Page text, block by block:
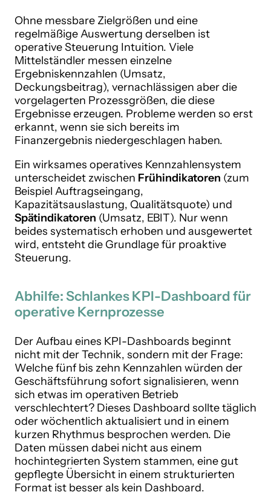
Ohne messbare Zielgrößen und eine
regelmäßige Auswertung derselben ist
operative Steuerung Intuition. Viele
Mittelständler messen einzelne
Ergebniskennzahlen (Umsatz,
Deckungsbeitrag), vernachlässigen aber die
vorgelagerten Prozessgrößen, die diese
Ergebnisse erzeugen. Probleme werden so erst
erkannt, wenn sie sich bereits im
Finanzergebnis niedergeschlagen haben.
Ein wirksames operatives Kennzahlensystem
unterscheidet zwischen Frühindikatoren (zum
Beispiel Auftragseingang,
Kapazitätsauslastung, Qualitätsquote) und
Spätindikatoren (Umsatz, EBIT). Nur wenn
beides systematisch erhoben und ausgewertet
wird, entsteht die Grundlage für proaktive
Steuerung.
Abhilfe: Schlankes KPI-Dashboard für
operative Kernprozesse
Der Aufbau eines KPI-Dashboards beginnt
nicht mit der Technik, sondern mit der Frage:
Welche fünf bis zehn Kennzahlen würden der
Geschäftsführung sofort signalisieren, wenn
sich etwas im operativen Betrieb
verschlechtert? Dieses Dashboard sollte täglich
oder wöchentlich aktualisiert und in einem
kurzen Rhythmus besprochen werden. Die
Daten müssen dabei nicht aus einem
hochintegrierten System stammen, eine gut
gepflegte Übersicht in einem strukturierten
Format ist besser als kein Dashboard.